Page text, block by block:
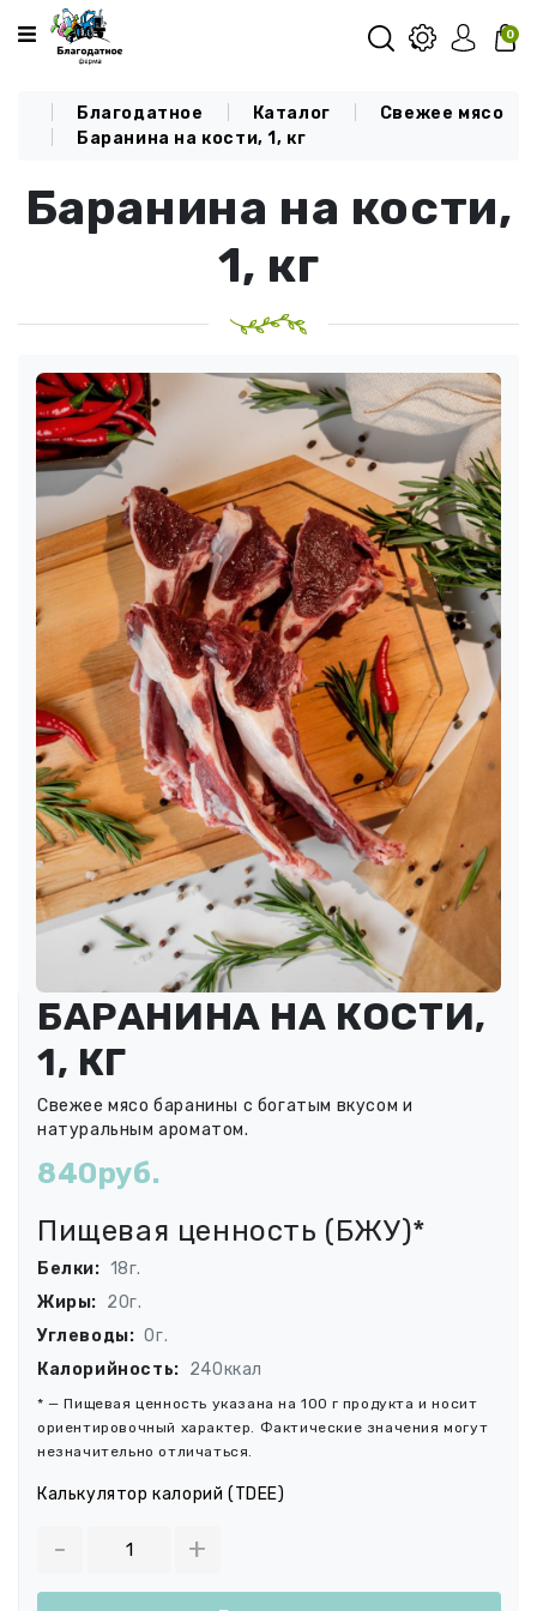
Категории
О КОМПАНИИ
ДОСТАВКА И ОПЛАТА
0
Благодатное Каталог
Свежее мясо
Баранина на кости, 1, кг
Баранина на кости,
1, кг
БАРАНИНА НА КОСТИ,
1, КГ
Свежее мясо баранины с богатым вкусом и
натуральным ароматом.
840руб.
Пищевая ценность (БЖУ)*
Белки: 18г.
Жиры: 20г.
Углеводы: 0г.
Калорийность: 240ккал
* — Пищевая ценность указана на 100 г продукта и носит
ориентировочный характер. Фактические значения могут
незначительно отличаться.
Калькулятор калорий (TDEE)
- +